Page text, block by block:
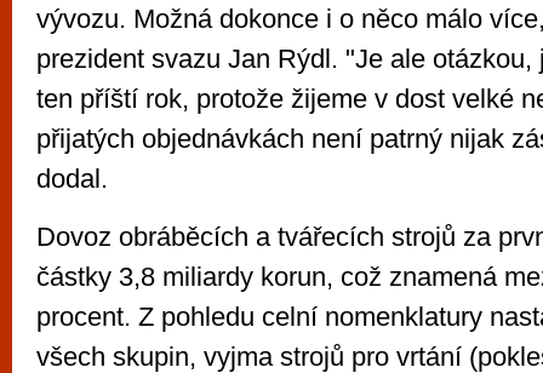
vývozu. Možná dokonce i o něco málo
prezident svazu Jan Rýdl. "Je ale otázkou,
ten příští rok, protože žijeme v dost velké
přijatých objednávkách není patrný nijak
dodal.
Dovoz obráběcích a tvářecích strojů za
částky 3,8 miliardy korun, což znamená
procent. Z pohledu celní nomenklatury
všech skupin, vyjma strojů pro vrtání